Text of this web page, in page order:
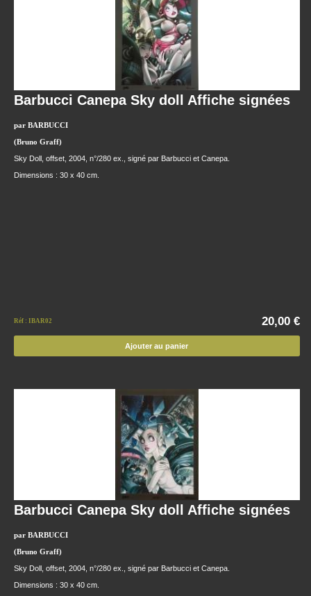
Barbucci Canepa Sky doll Affiche signées
par BARBUCCI
(Bruno Graff)
Sky Doll, offset, 2004, n°/280 ex., signé par Barbucci et Canepa.
Dimensions : 30 x 40 cm.
Réf : IBAR02 20,00 €
Ajouter au panier
Barbucci Canepa Sky doll Affiche signées
par BARBUCCI
(Bruno Graff)
Sky Doll, offset, 2004, n°/280 ex., signé par Barbucci et Canepa.
Dimensions : 30 x 40 cm.